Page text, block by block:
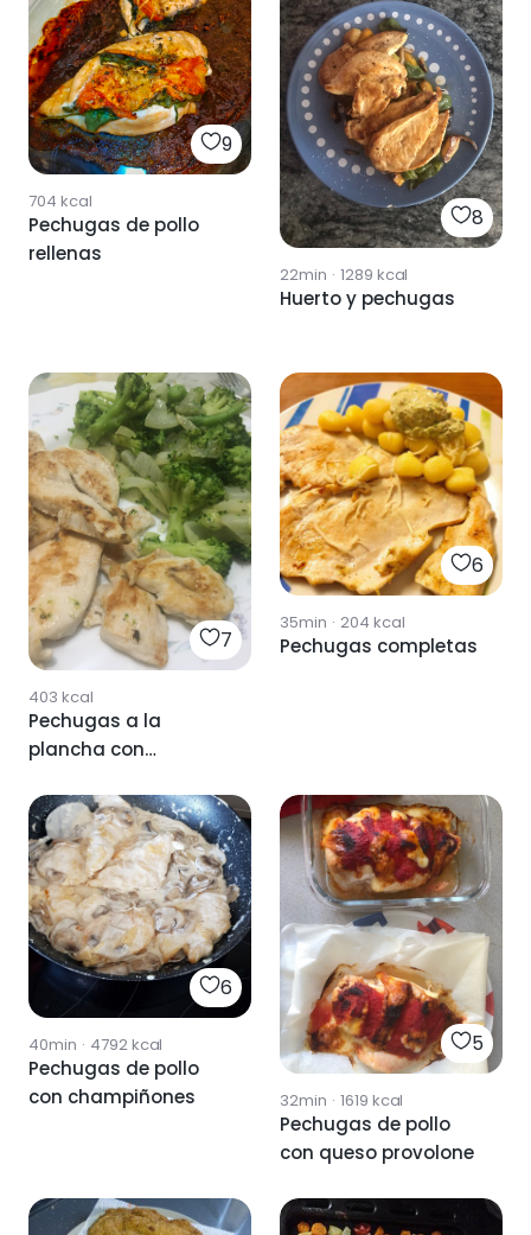
9
704 kcal
Pechugas de pollo
rellenas
8
22min · 1289 kcal
Huerto y pechugas
7
403 kcal
Pechugas a la
plancha con
6
35min · 204 kcal
Pechugas completas
6
40min · 4792kcal
Pechugas de pollo
con champiñones
5
32min · 1619 kcal
Pechugas de pollo
con queso provolone